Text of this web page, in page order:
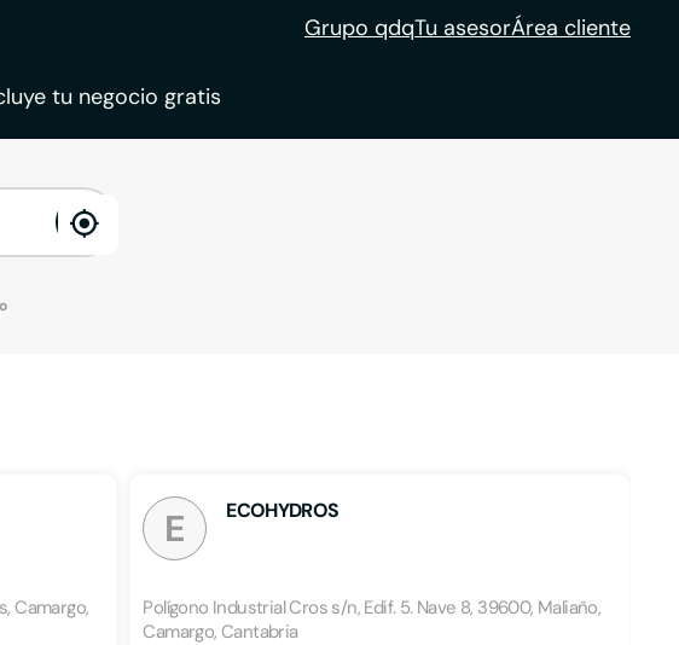
Grupo qdqTu asesorÁrea cliente
tu negocio gratis
enable
Camargo,
E ECOHYDROS
Polígono Industrial Cros s/n, Edif. 5. Nave 8, 39600, Maliaño,
Camargo, Cantabria